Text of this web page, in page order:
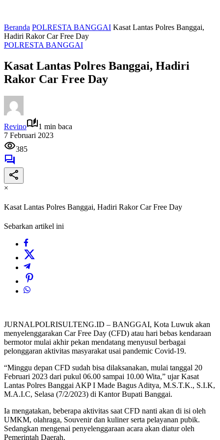
Beranda POLRESTA BANGGAI Kasat Lantas Polres Banggai,
Hadiri Rakor Car Free Day
POLRESTA BANGGAI
Kasat Lantas Polres Banggai, Hadiri
Rakor Car Free Day
Revino
1 min baca
7 Februari 2023
385
×
Kasat Lantas Polres Banggai, Hadiri Rakor Car Free Day
Sebarkan artikel ini
JURNALPOLRISULTENG.ID – BANGGAI, Kota Luwuk akan
menyelenggarakan Car Free Day (CFD) atau hari bebas kendaraan
bermotor mulai akhir pekan mendatang menyusul berbagai
pelonggaran aktivitas masyarakat usai pandemic Covid-19.
“Minggu depan CFD sudah bisa dilaksanakan, mulai tanggal 20
Februari 2023 dari pukul 06.00 sampai 10.00 Wita,” ujar Kasat
Lantas Polres Banggai AKP I Made Bagus Aditya, M.S.T.K., S.I.K,
M.A.I.C, Selasa (7/2/2023) di Kantor Bupati Banggai.
Ia mengatakan, beberapa aktivitas saat CFD nanti akan di isi oleh
UMKM, olahraga, Souvenir dan kuliner serta pelayanan pubik.
Sedangkan mengenai penyelenggaraan acara akan diatur oleh
Pemerintah Daerah.